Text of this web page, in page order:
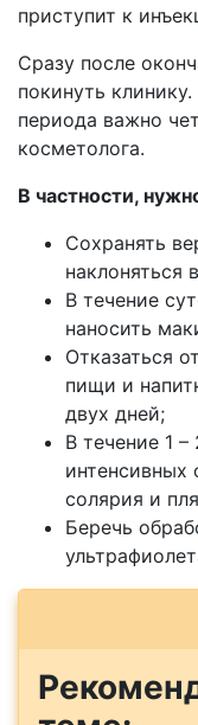
приступит к
Сразу после
покинуть
периода важно
косметолога.
В частности,
Сохранять
наклоняться
В течение
наносить
Отказаться
пищи и
двух дней;
В течение 1
интенсивных
солярия и
Беречь